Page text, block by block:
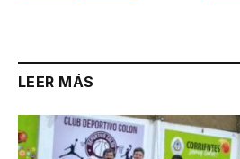
LEER MÁS